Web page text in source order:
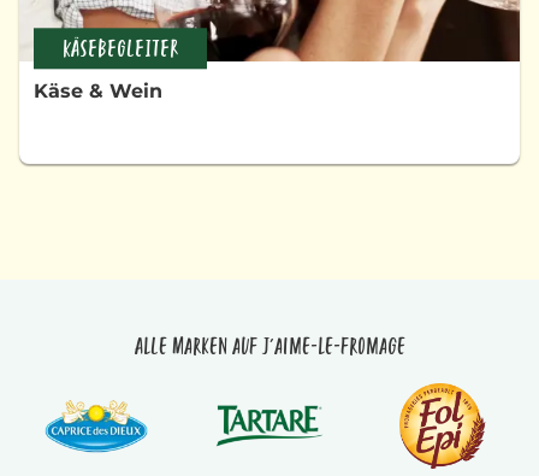
KÄSEBEGLEITER
Käse & Wein
Alle Marken auf J'aime-le-fromage